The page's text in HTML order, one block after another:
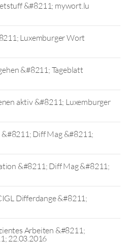
&#8211; mywort.lu
Luxemburger Wort
&#8211; Tageblatt
aktiv &#8211; Luxemburger
Diff Mag &#8211;
&#8211; Diff Mag &#8211;
Differdange &#8211;
Arbeiten &#8211;
22.03.2016